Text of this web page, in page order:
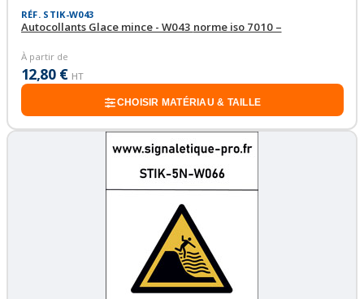
RÉF. STIK-W043
Autocollants Glace mince - W043 norme iso 7010 –
À partir de
12,80 € HT
CHOISIR MATÉRIAU & TAILLE